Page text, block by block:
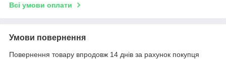
Всі умови оплати
Умови повернення
Повернення товару впродовж 14 днів за рахунок покупця